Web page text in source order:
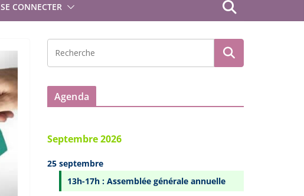
SE CONNECTER
Agenda
Septembre 2026
25 septembre
13h-17h : Assemblée générale annuelle